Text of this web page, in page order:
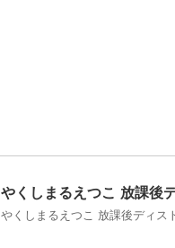
やくしまるえつこ 放課後
やくしまるえつこ 放課後ディス